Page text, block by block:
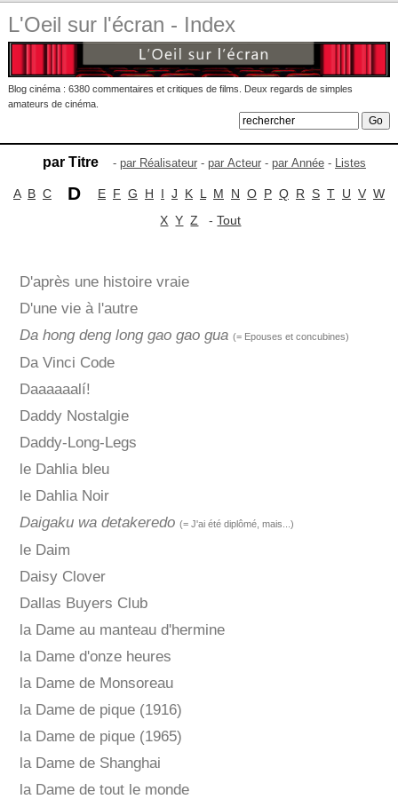
L'Oeil sur l'écran - Index
Blog cinéma : 6380 commentaires et critiques de films. Deux regards de simples
amateurs de cinéma.
par Titre - par Réalisateur- par Acteur- par Année- Listes
A B C D E F G H I J K L M N O P Q R S T U V W
X Y Z -Tout
D'après une histoire vraie
D'une vie à l'autre
Da hong deng long gao gao gua (= Epouses et concubines)
Da Vinci Code
Daaaaaalí!
Daddy Nostalgie
Daddy-Long-Legs
le Dahlia bleu
le Dahlia Noir
Daigaku wa detakeredo (= J'ai été diplômé, mais...)
le Daim
Daisy Clover
Dallas Buyers Club
la Dame au manteau d'hermine
la Dame d'onze heures
la Dame de Monsoreau
la Dame de pique (1916)
la Dame de pique (1965)
la Dame de Shanghai
la Dame de tout le monde